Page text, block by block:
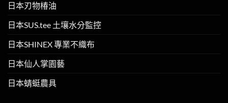
日本刃物椿油
日本SUS.tee 土壤水分監控
日本SHINEX 專業不織布
日本仙人掌園藝
日本蜻蜓農具